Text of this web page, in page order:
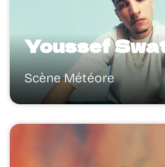
Youssef
Scène Météore